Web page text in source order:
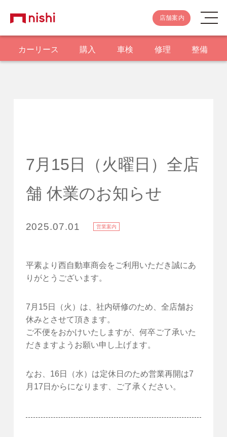
店舗案内
カーリース 購入 車検 修理 整備
7月15日（火曜日）全店
舗 休業のお知らせ
2025.07.01 営業案内
平素より西自動車商会をご利用いただき誠にあ
りがとうございます。
7月15日（火）は、社内研修のため、全店舗お
休みとさせて頂きます。
ご不便をおかけいたしますが、何卒ご了承いた
だきますようお願い申し上げます。
なお、16日（水）は定休日のため営業再開は7
月17日からになります、ご了承ください。